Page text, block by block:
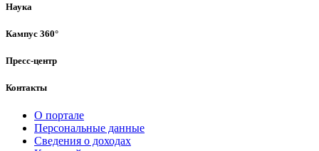
Наука
Кампус 360°
Пресс-центр
Контакты
О портале
Персональные данные
Сведения о доходах